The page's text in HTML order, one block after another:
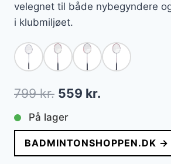
velegnet til både nybegyndere
i klubmiljøet.
799kr. Den
oprindelige
pris
var:
559 kr.
pris
er:
På lager
BADMINTONSHOPPEN.DK →